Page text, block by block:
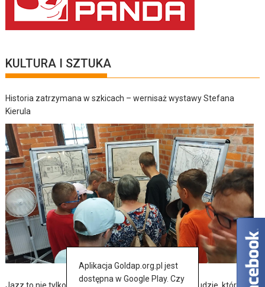
KULTURA I SZTUKA
Historia zatrzymana w szkicach – wernisaż wystawy Stefana
Kierula
Aplikacja Goldap.org.pl jest
dostępna w Google Play. Czy